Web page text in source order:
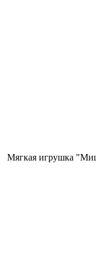
Мягкая игрушка